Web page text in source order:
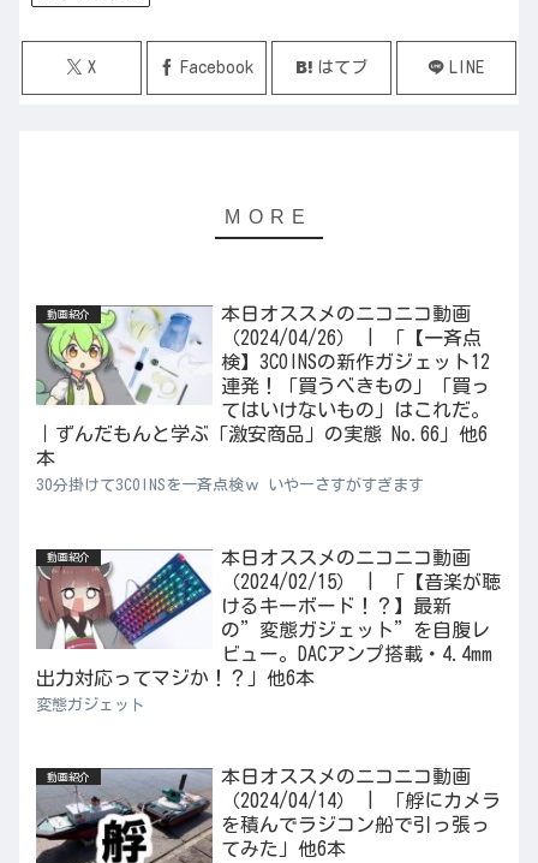
X Facebook はてブ LINE
動画紹介
本日オススメのニコニコ動画
（2024/04/26） | 「【一斉点
検】3COINSの新作ガジェット12
連発！「買うべきもの」「買っ
てはいけないもの」はこれだ。
｜ずんだもんと学ぶ「激安商品」の実態 No.66」他6
本
30分掛けて3COINSを一斉点検ｗ いやーさすがすぎます
動画紹介
本日オススメのニコニコ動画
（2024/02/15） | 「【音楽が聴
けるキーボード！？】最新
の”変態ガジェット”を自腹レ
ビュー。DACアンプ搭載・4.4mm
出力対応ってマジか！？」他6本
変態ガジェット
動画紹介
本日オススメのニコニコ動画
（2024/04/14） | 「艀にカメラ
を積んでラジコン船で引っ張っ
てみた」他6本